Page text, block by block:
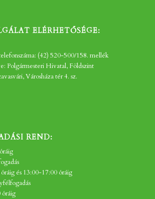
ELÉRHETŐSÉGE:
(42) 520-500/158. mellék
Polgármesteri Hivatal, Földszint
Városháza tér 4. sz.
REND:
és 13:00-17:00 óráig